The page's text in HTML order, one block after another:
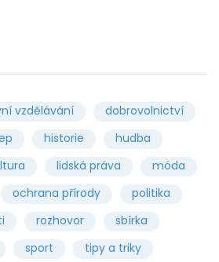
vzdělávání
dobrovolnictví
historie
hudba
lidská práva
móda
ochrana přírody
politika
rozhovor
sbírka
sport
tipy a triky